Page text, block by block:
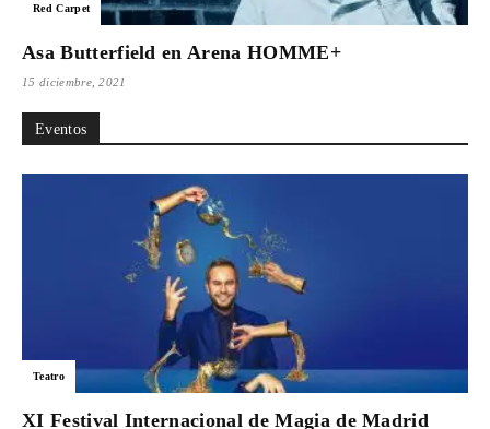
Red Carpet
Asa Butterfield en Arena HOMME+
15 diciembre, 2021
Eventos
Teatro
XI Festival Internacional de Magia de Madrid